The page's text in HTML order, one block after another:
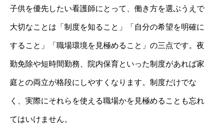
子供を優先したい看護師にとって、働き方を選ぶうえで
大切なことは「制度を知ること」「自分の希望を明確に
すること」「職場環境を見極めること」の三点です。夜
勤免除や短時間勤務、院内保育といった制度があれば家
庭との両立が格段にしやすくなります。制度だけでな
く、実際にそれらを使える職場かを見極めることも忘れ
てはいけません。